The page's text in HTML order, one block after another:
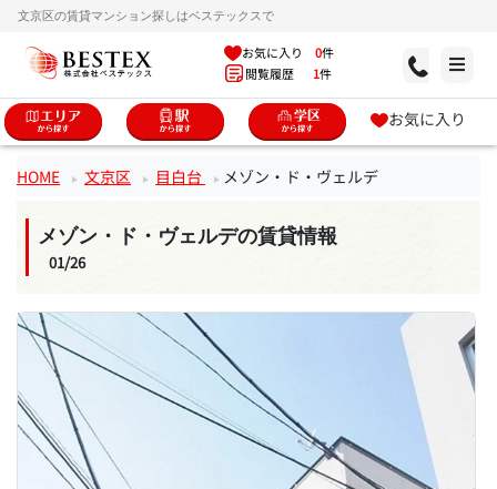
文京区の賃貸マンション探しはベステックスで
お気に入り 0件
閲覧履歴 1件
お気に入り
HOME 文京区 目白台 メゾン・ド・ヴェルデ
メゾン・ド・ヴェルデの賃貸情報
01/26